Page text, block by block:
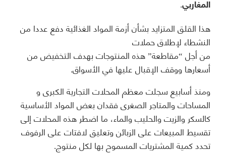
المغاربي.
هذا القلق المتزايد بشأن أزمة المواد الغذائية دفع عددا من
النشطاء لإطلاق حملات
من أجل “مقاطعة” هذه المنتوجات بهدف التخفيض من
أسعارها ووقف الإقبال عليها في الأسواق.
ومنذ أسابيع سجلت معظم المحلات التجارية الكبرى و
المساحات والمتاجر الصغرى فقدان بعض المواد الأساسية
كالسكر والزيت والحليب والماء، ما اضطر هذه المحلات إلى
تقسيط المبيعات على الزبائن وتعليق لافتات على الرفوف
تحدد كمية المشتريات المسموح بها لكل منتوج.